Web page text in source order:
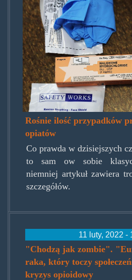
naloxon00.jpg
Rośnie ilość przypadków
opiatów
Co prawda w dzisiejszych
to sam ow sobie
niemniej artykuł zawiera
szczegółów.
11 luty, 2022 -
"Chodzą jak zombie".
raka, który toczy
kryzys opioidowy